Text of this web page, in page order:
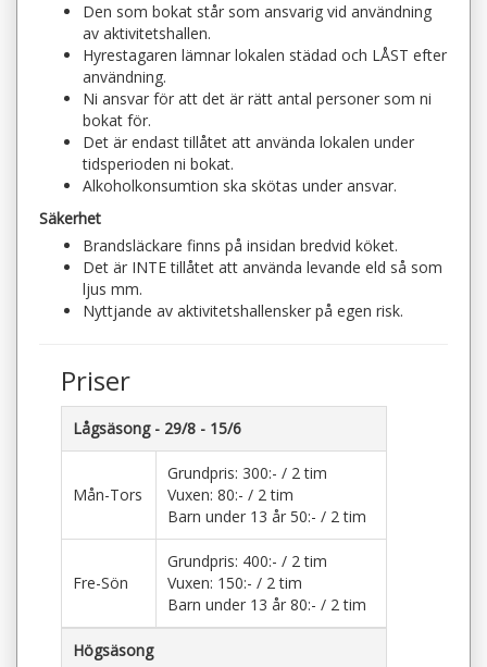
Den som bokat står som ansvarig vid användning
av aktivitetshallen.
Hyrestagaren lämnar lokalen städad och LÅST efter
användning.
Ni ansvar för att det är rätt antal personer som ni
bokat för.
Det är endast tillåtet att använda lokalen under
tidsperioden ni bokat.
Alkoholkonsumtion ska skötas under ansvar.
Säkerhet
Brandsläckare finns på insidan bredvid köket.
Det är INTE tillåtet att använda levande eld så som
ljus mm.
Nyttjande av aktivitetshallensker på egen risk.
Priser
Lågsäsong - 29/8 - 15/6
Mån-Tors
Grundpris: 300:- / 2 tim
Vuxen: 80:- / 2 tim
Barn under 13 år 50:- / 2 tim
Fre-Sön
Grundpris: 400:- / 2 tim
Vuxen: 150:- / 2 tim
Barn under 13 år 80:- / 2 tim
Högsäsong